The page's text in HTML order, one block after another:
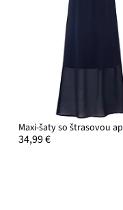
Maxi-šaty so štrasovou
34,99 €